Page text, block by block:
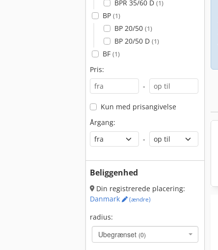
BPR 35/60 D (1)
BP (1)
BP 20/50 (1)
BP 20/50 D (1)
BF (1)
Pris:
-
Kun med prisangivelse
Årgang:
-
Beliggenhed
Din registrerede placering:
Danmark
(ændre)
radius:
Ubegrænset (0)